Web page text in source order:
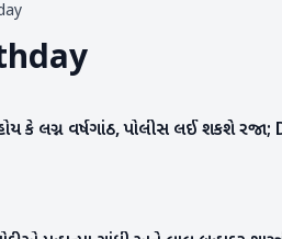
કે લગ્ન વર્ષગાંઠ, પોલીસ લઈ શકશે રજા;